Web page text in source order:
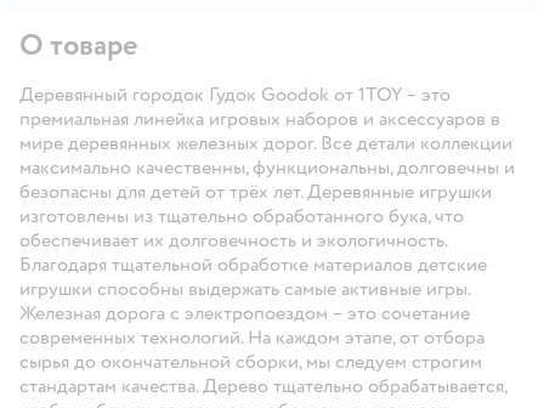
О товаре
Деревянный городок Гудок Goodok от 1TOY – это
премиальная линейка игровых наборов и аксессуаров в
мире деревянных железных дорог. Все детали коллекции
максимально качественны, функциональны, долговечны и
безопасны для детей от трёх лет. Деревянные игрушки
изготовлены из тщательно обработанного бука, что
обеспечивает их долговечность и экологичность.
Благодаря тщательной обработке материалов детские
игрушки способны выдержать самые активные игры.
Железная дорога с электропоездом – это сочетание
современных технологий. На каждом этапе, от отбора
сырья до окончательной сборки, мы следуем строгим
стандартам качества. Дерево тщательно обрабатывается,